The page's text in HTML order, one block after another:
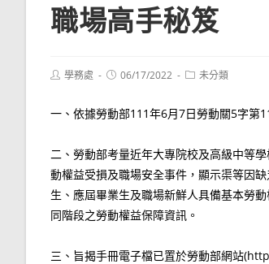
職場高手秘笈
Post學務處
Post06/17/2022
Post未分類
一、依據勞動部111年6月7日勞動關5字第
二、勞動部考量近年大專院校及高級中等
動權益受損及職場安全事件，顯示渠等因
生、應屆畢業生及職場新鮮人具備基本勞
同階段之勞動權益保障資訊。
三、旨揭手冊電子檔已置於勞動部網站